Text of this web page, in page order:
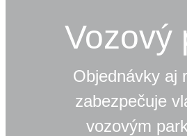
Vozový
Objednávky aj
zabezpečuje
vozovým